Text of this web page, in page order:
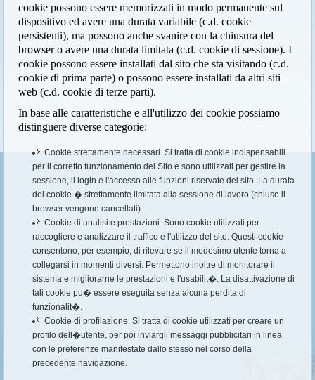
cookie possono essere memorizzati in modo permanente sul
dispositivo ed avere una durata variabile (c.d. cookie
persistenti), ma possono anche svanire con la chiusura del
browser o avere una durata limitata (c.d. cookie di sessione). I
cookie possono essere installati dal sito che sta visitando (c.d.
cookie di prima parte) o possono essere installati da altri siti
web (c.d. cookie di terze parti).
In base alle caratteristiche e all'utilizzo dei cookie possiamo
distinguere diverse categorie:
Cookie strettamente necessari. Si tratta di cookie indispensabili
per il corretto funzionamento del Sito e sono utilizzati per gestire la
sessione, il login e l'accesso alle funzioni riservate del sito. La durata
dei cookie � strettamente limitata alla sessione di lavoro (chiuso il
browser vengono cancellati).
Cookie di analisi e prestazioni. Sono cookie utilizzati per
raccogliere e analizzare il traffico e l'utilizzo del sito. Questi cookie
consentono, per esempio, di rilevare se il medesimo utente torna a
collegarsi in momenti diversi. Permettono inoltre di monitorare il
sistema e migliorarne le prestazioni e l'usabilit�. La disattivazione di
tali cookie pu� essere eseguita senza alcuna perdita di
funzionalit�.
Cookie di profilazione. Si tratta di cookie utilizzati per creare un
profilo dell�utente, per poi inviargli messaggi pubblicitari in linea
con le preferenze manifestate dallo stesso nel corso della
precedente navigazione.